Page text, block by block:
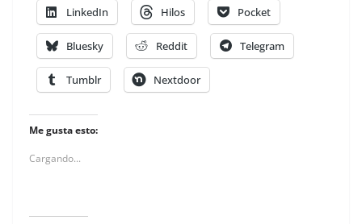
LinkedIn Hilos Pocket
Bluesky Reddit Telegram
Tumblr Nextdoor
Me gusta esto:
Cargando...